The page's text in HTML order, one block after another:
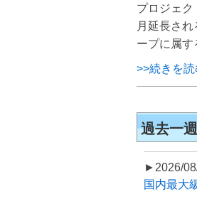
プロジェ
月延長さ
ープに属す
>>続きを読
過去一
►2026/
国内最大